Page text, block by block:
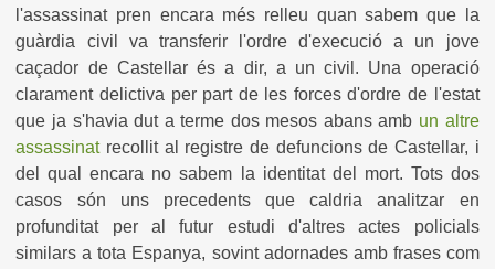
l'assassinat pren encara més relleu quan sabem que la
guàrdia civil va transferir l'ordre d'execució a un jove
caçador de Castellar és a dir, a un civil. Una operació
clarament delictiva per part de les forces d'ordre de l'estat
que ja s'havia dut a terme dos mesos abans amb un altre
assassinatrecollit al registre de defuncions de Castellar, i
del qual encara no sabem la identitat del mort. Tots dos
casos són uns precedents que caldria analitzar en
profunditat per al futur estudi d'altres actes policials
similars a tota Espanya, sovint adornades amb frases com